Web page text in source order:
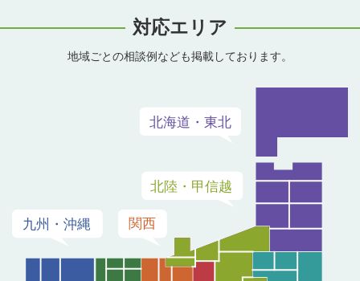
対応エリア
地域ごとの相談例なども掲載しております。